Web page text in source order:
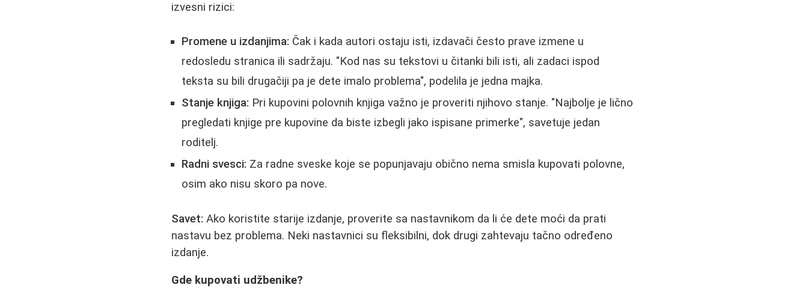
izvesni rizici:
Promene u izdanjima: Čak i kada autori ostaju isti, izdavači često prave izmene u
redosledu stranica ili sadržaju. "Kod nas su tekstovi u čitanki bili isti, ali zadaci ispod
teksta su bili drugačiji pa je dete imalo problema", podelila je jedna majka.
Stanje knjiga: Pri kupovini polovnih knjiga važno je proveriti njihovo stanje. "Najbolje je lično
pregledati knjige pre kupovine da biste izbegli jako ispisane primerke", savetuje jedan
roditelj.
Radni svesci: Za radne sveske koje se popunjavaju obično nema smisla kupovati polovne,
osim ako nisu skoro pa nove.
Savet: Ako koristite starije izdanje, proverite sa nastavnikom da li će dete moći da prati
nastavu bez problema. Neki nastavnici su fleksibilni, dok drugi zahtevaju tačno određeno
izdanje.
Gde kupovati udžbenike?